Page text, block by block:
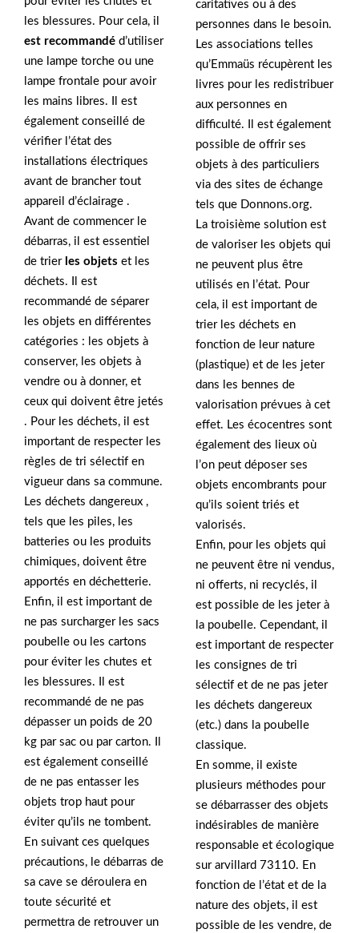
les blessures. Pour cela, il
est recommandé d’utiliser
une lampe torche ou une
lampe frontale pour avoir
les mains libres. Il est
également conseillé de
vérifier l’état des
installations électriques
avant de brancher tout
appareil d’éclairage .
Avant de commencer le
débarras, il est essentiel
de trier les objets et les
déchets. Il est
recommandé de séparer
les objets en différentes
catégories : les objets à
conserver, les objets à
vendre ou à donner, et
ceux qui doivent être jetés
. Pour les déchets, il est
important de respecter les
règles de tri sélectif en
vigueur dans sa commune.
Les déchets dangereux ,
tels que les piles, les
batteries ou les produits
chimiques, doivent être
apportés en déchetterie.
Enfin, il est important de
ne pas surcharger les sacs
poubelle ou les cartons
pour éviter les chutes et
les blessures. Il est
recommandé de ne pas
dépasser un poids de 20
kg par sac ou par carton. Il
est également conseillé
de ne pas entasser les
objets trop haut pour
éviter qu’ils ne tombent.
En suivant ces quelques
précautions, le débarras de
sa cave se déroulera en
toute sécurité et
permettra de retrouver un
caritatives ou à des
personnes dans le besoin.
Les associations telles
qu’Emmaüs récupèrent les
livres pour les redistribuer
aux personnes en
difficulté. Il est également
possible de offrir ses
objets à des particuliers
via des sites de échange
tels que Donnons.org.
La troisième solution est
de valoriser les objets qui
ne peuvent plus être
utilisés en l’état. Pour
cela, il est important de
trier les déchets en
fonction de leur nature
(plastique) et de les jeter
dans les bennes de
valorisation prévues à cet
effet. Les écocentres sont
également des lieux où
l’on peut déposer ses
objets encombrants pour
qu’ils soient triés et
valorisés.
Enfin, pour les objets qui
ne peuvent être ni vendus,
ni offerts, ni recyclés, il
est possible de les jeter à
la poubelle. Cependant, il
est important de respecter
les consignes de tri
sélectif et de ne pas jeter
les déchets dangereux
(etc.) dans la poubelle
classique.
En somme, il existe
plusieurs méthodes pour
se débarrasser des objets
indésirables de manière
responsable et écologique
sur arvillard 73110. En
fonction de l’état et de la
nature des objets, il est
possible de les vendre, de